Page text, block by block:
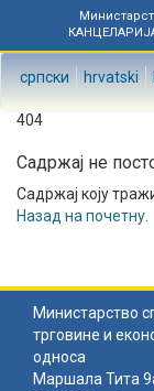
српски hrvatski
404
Садржај не
Садржај коју
Назад на почетну
Министарство
трговине и
односа
Маршала Тита